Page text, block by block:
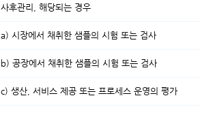
사후관리, 해당되는 경우
a) 시장에서 채취한 샘플의 시험 또는 검사
b) 공장에서 채취한 샘플의 시험 또는 검사
c) 생산, 서비스 제공 또는 프로세스 운영의 평가